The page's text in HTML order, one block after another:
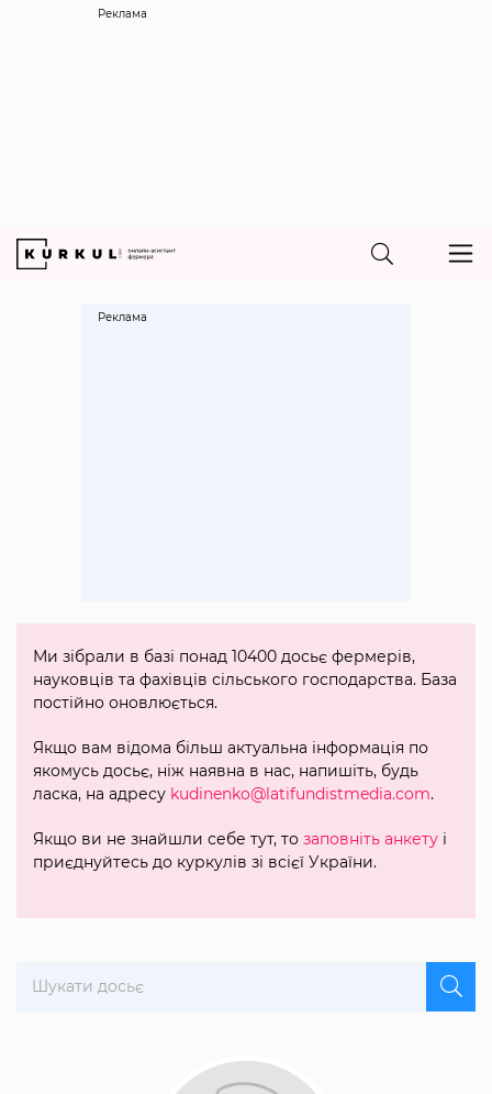
Реклама
Ми зібрали в базі понад 10400 досьє фермерів,
науковців та фахівців сільського господарства. База
постійно оновлюється.
Якщо вам відома більш актуальна інформація по
якомусь досьє, ніж наявна в нас, напишіть, будь
ласка, на адресу kudinenko@latifundistmedia.com.
Якщо ви не знайшли себе тут, то заповніть анкету і
приєднуйтесь до куркулів зі всієї України.
Реклама